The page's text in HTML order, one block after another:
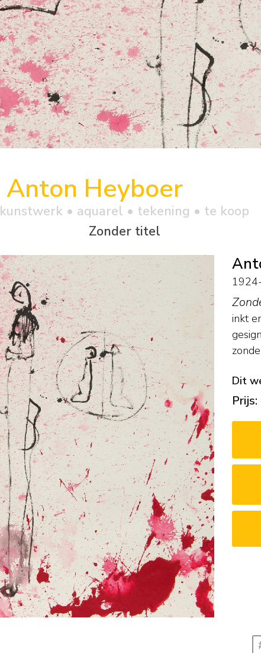
Anton Heyboer
kunstwerk • aquarel • tekening • te koop
Zonder titel
inkt
Dit